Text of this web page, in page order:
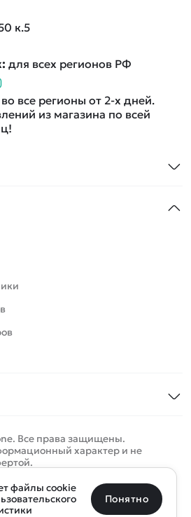
к.5
для всех регионов РФ
все регионы от 2-х дней.
из магазина по всей
Все права защищены.
характер и не
Москва Майкоп Уфа
файлы cookie
Понятно